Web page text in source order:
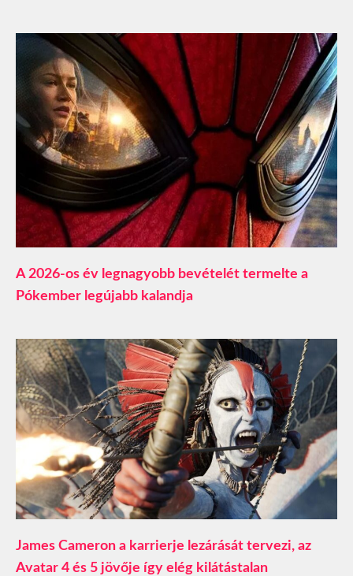
A 2026-os év legnagyobb bevételét termelte a
Pókember legújabb kalandja
James Cameron a karrierje lezárását tervezi, az
Avatar 4 és 5 jövője így elég kilátástalan